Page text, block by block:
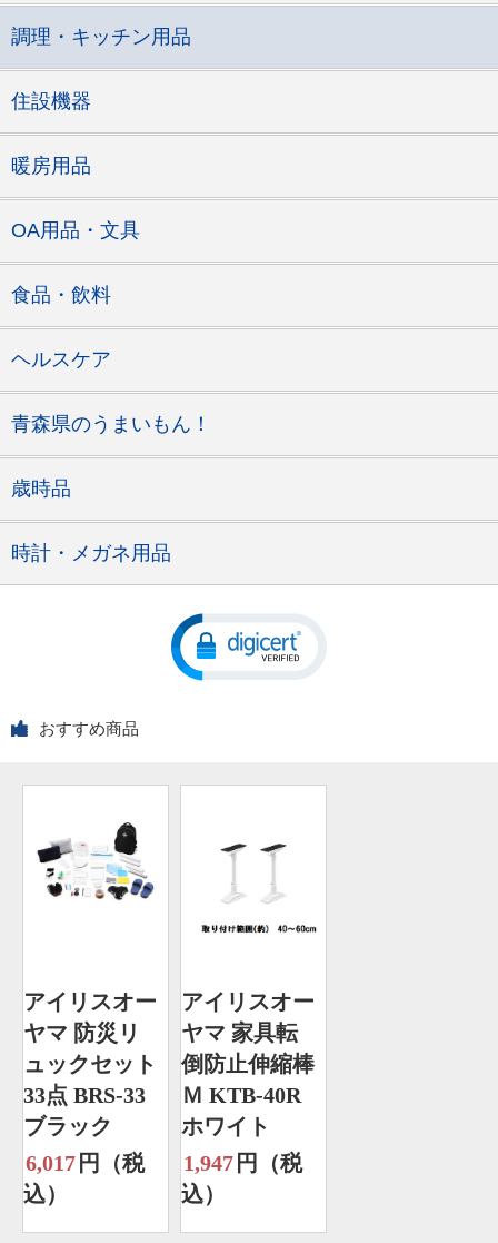
調理・キッチン用品
住設機器
暖房用品
OA用品・文具
食品・飲料
ヘルスケア
青森県のうまいもん！
歳時品
時計・メガネ用品
おすすめ商品
アイリスオー
ヤマ 防災リ
ュックセット
33点 BRS-33
ブラック
6,017 円（税
込）
アイリスオー
ヤマ 家具転
倒防止伸縮棒
Ｍ KTB-40R
ホワイト
1,947 円（税
込）